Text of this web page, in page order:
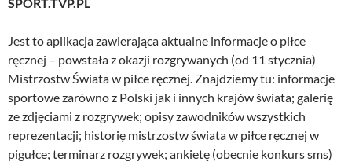
Jest to aplikacja zawierająca aktualne informacje o piłce
ręcznej – powstała z okazji rozgrywanych (od 11 stycznia)
Mistrzostw Świata w piłce ręcznej. Znajdziemy tu: informacje
sportowe zarówno z Polski jak i innych krajów świata; galerię
ze zdjęciami z rozgrywek; opisy zawodników wszystkich
reprezentacji; historię mistrzostw świata w piłce ręcznej w
pigułce; terminarz rozgrywek; ankietę (obecnie konkurs sms)